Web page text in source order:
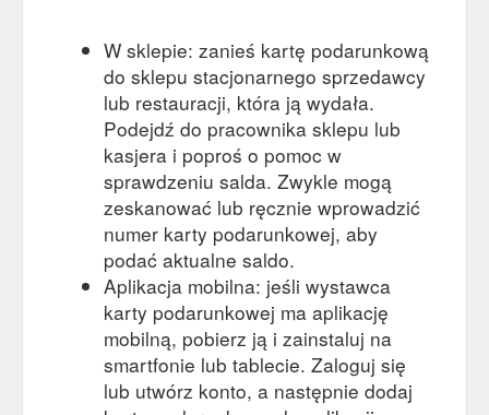
W sklepie: zanieś kartę podarunkową
do sklepu stacjonarnego sprzedawcy
lub restauracji, która ją wydała.
Podejdź do pracownika sklepu lub
kasjera i poproś o pomoc w
sprawdzeniu salda. Zwykle mogą
zeskanować lub ręcznie wprowadzić
numer karty podarunkowej, aby
podać aktualne saldo.
Aplikacja mobilna: jeśli wystawca
karty podarunkowej ma aplikację
mobilną, pobierz ją i zainstaluj na
smartfonie lub tablecie. Zaloguj się
lub utwórz konto, a następnie dodaj